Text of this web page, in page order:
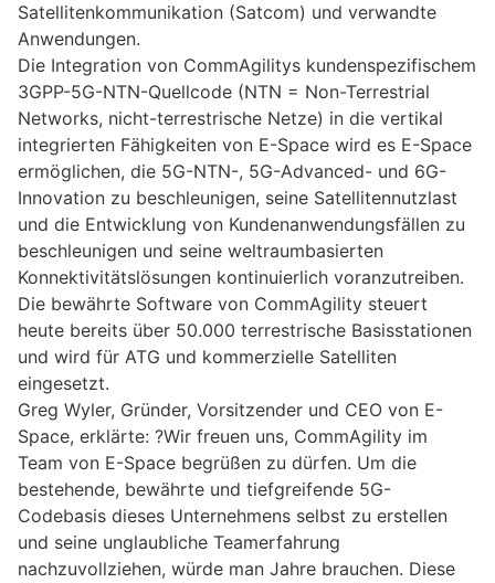
Satellitenkommunikation (Satcom) und verwandte
Anwendungen.
Die Integration von CommAgilitys kundenspezifischem
3GPP-5G-NTN-Quellcode (NTN = Non-Terrestrial
Networks, nicht-terrestrische Netze) in die vertikal
integrierten Fähigkeiten von E-Space wird es E-Space
ermöglichen, die 5G-NTN-, 5G-Advanced- und 6G-
Innovation zu beschleunigen, seine Satellitennutzlast
und die Entwicklung von Kundenanwendungsfällen zu
beschleunigen und seine weltraumbasierten
Konnektivitätslösungen kontinuierlich voranzutreiben.
Die bewährte Software von CommAgility steuert
heute bereits über 50.000 terrestrische Basisstationen
und wird für ATG und kommerzielle Satelliten
eingesetzt.
Greg Wyler, Gründer, Vorsitzender und CEO von E-
Space, erklärte: ?Wir freuen uns, CommAgility im
Team von E-Space begrüßen zu dürfen. Um die
bestehende, bewährte und tiefgreifende 5G-
Codebasis dieses Unternehmens selbst zu erstellen
und seine unglaubliche Teamerfahrung
nachzuvollziehen, würde man Jahre brauchen. Diese